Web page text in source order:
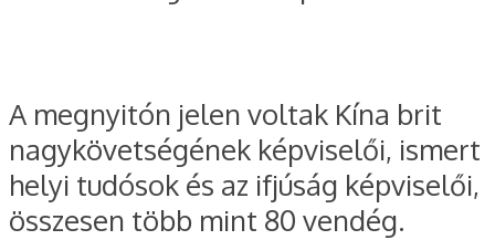
A megnyitón jelen voltak Kína brit
nagykövetségének képviselői, ismert
helyi tudósok és az ifjúság képviselői,
összesen több mint 80 vendég.